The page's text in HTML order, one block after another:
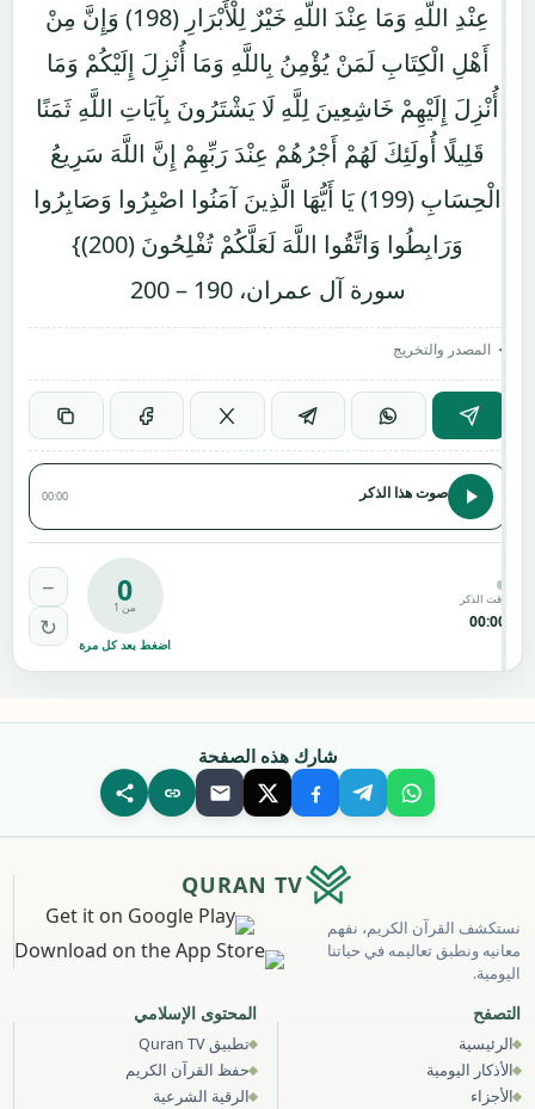
عِنْدِ اللَّهِ وَمَا عِنْدَ اللَّهِ خَيْرٌ لِلْأَبْرَارِ (198) وَإِنَّ مِنْ
أَهْلِ الْكِتَابِ لَمَنْ يُؤْمِنُ بِاللَّهِ وَمَا أُنْزِلَ إِلَيْكُمْ وَمَا
أُنْزِلَ إِلَيْهِمْ خَاشِعِينَ لِلَّهِ لَا يَشْتَرُونَ بِآيَاتِ اللَّهِ ثَمَنًا
قَلِيلًا أُولَئِكَ لَهُمْ أَجْرُهُمْ عِنْدَ رَبِّهِمْ إِنَّ اللَّهَ سَرِيعُ
الْحِسَابِ (199) يَا أَيُّهَا الَّذِينَ آمَنُوا اصْبِرُوا وَصَابِرُوا
وَرَابِطُوا وَاتَّقُوا اللَّهَ لَعَلَّكُمْ تُفْلِحُونَ (200)}
سورة آل عمران، 190 – 200
المصدر والتخريج
صوت هذا الذكر 00:00
وقت الذكر
00:00
0
من 1
اضغط بعد كل مرة
−
↻
شارك هذه الصفحة
QURAN TV
نستكشف القرآن الكريم، نفهم
معانيه ونطبق تعاليمه في حياتنا
اليومية.
التصفح
الرئيسية
الأذكار اليومية
الأجزاء
المحتوى الإسلامي
تطبيق Quran TV
حفظ القرآن الكريم
الرقية الشرعية